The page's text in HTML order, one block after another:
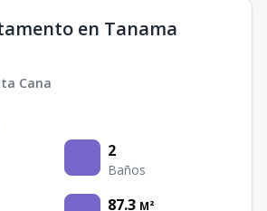
en Tanama
Cana
2
Baños
87.3 M²